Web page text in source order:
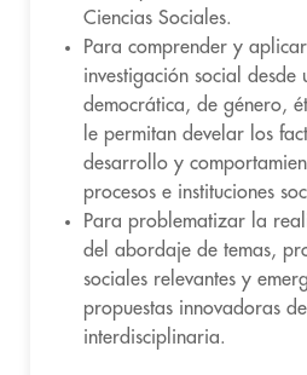
Ciencias Sociales.
Para comprender y
investigación social desde
democrática, de género,
le permitan develar los
desarrollo y
procesos e instituciones
Para problematizar la
del abordaje de temas,
sociales relevantes y
propuestas innovadoras
interdisciplinaria.